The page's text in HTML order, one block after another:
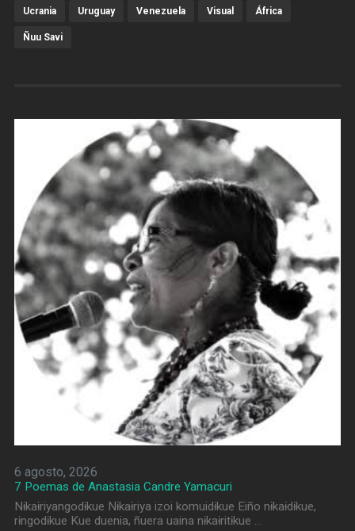
Ucrania Uruguay Venezuela Visual África
Ñuu Savi
6 agosto, 2026
7 Poemas de Anastasia Candre Yamacuri
Nɨkaɨriyangodɨkue Nɨkaɨriya izoi komuidɨkue Eiño nɨkaɨdɨkue,
rɨngodɨkue Kue duenia, ñuera uaina nɨkaɨritɨkue …